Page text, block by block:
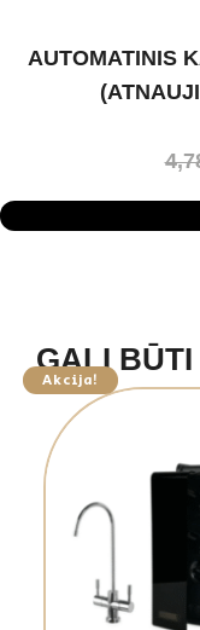
AUTOMATINIS
GALI BŪTI
Akcija!